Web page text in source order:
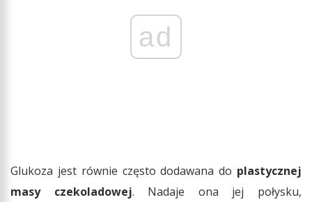
ad
Glukoza jest równie często dodawana do plastycznej
masy czekoladowej. Nadaje ona jej połysku,